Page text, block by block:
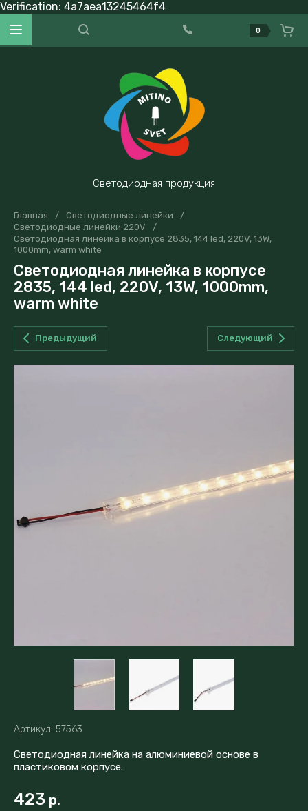
Verification: 4a7aea13245464f4
Светодиодная продукция
0
Главная / Светодиодные линейки
/
Светодиодные линейки 220V
/
Светодиодная линейка в корпусе 2835, 144 led, 220V, 13W,
1000mm, warm white
Светодиодная линейка в корпусе
2835, 144 led, 220V, 13W, 1000mm,
warm white
Предыдущий Следующий
Артикул: 57563
Светодиодная линейка на алюминиевой основе в
пластиковом корпусе.
423 р.